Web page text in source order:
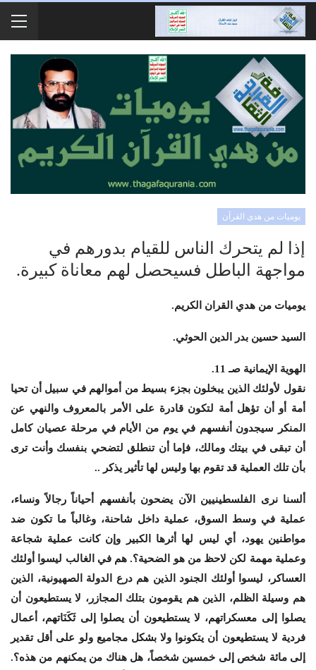
يوميات من هدي القرآن
إذا لم يتحرك الناس للقيام بدورهم في
مواجهة الباطل فسيحصل لهم معاناة كبيرة.
يوميات من هدي القران الكريم.
السيد حسين بدر الدين الحوثي.
الهوية الإيمانية صـ 11.
نقول لأولئك الذين يبخلون بجزء بسيط من أموالهم في سبيل أن تحيا
أمة أو أن تؤهل أمة لتكون قادرة على الأمر بالمعروف والنهي عن
المنكر سيجدون أنفسهم في يوم من الأيام في مرحلة عصيان كامل
أن تبقى في بيتك ومالك، فإما أن تنطلق لتضحي بنفسك وأنت ترى
بأن تلك العملية قد تقوم بها وليس لها تأثير يذكر ..
ألسنا نرى الفلسطينيين الآن يضحون بأنفسهم أحياناً رجالاً ونساء،
عملية في وسط السوق، عملية داخل شاحنة، وغالباً ما تكون ضد
مواطنين يهود، أي ليس لها أثرها الكبير وإن كانت عملية شجاعة
وعملية مهمة لكن لاحظ من هو الضحية؟. هم في الغالب ليسوا أولئك
العساكر، ليسوا أولئك الجنود الذين هم درع الدولة الصهيونية، الذين
هم وسيلة الظلم، الذين هم يقومون بتلك المجازر، لا يستطيعون أن
يصلوا إلى معسكراتهم، لا يستطيعون أن يصلوا إلى ثَكَنَاتهم، أعمال
فردية لا يستطيعون أن يتكونوا ولا بشكل مجاميع ولو على أقل تقدير
إلى مائة شخص إلى خمسين شخصاً، هل هناك من يمكنهم من هذه؟.